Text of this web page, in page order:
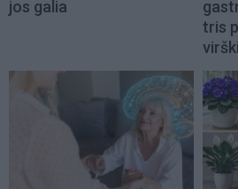
jos galia
tris